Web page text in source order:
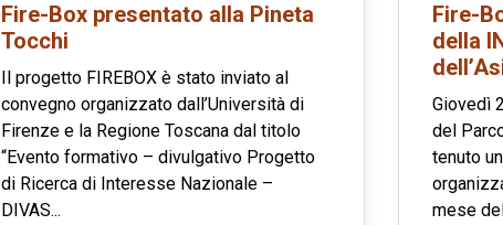
Fire-Box presentato alla Pineta
Tocchi
Il progetto FIREBOX è stato inviato al
convegno organizzato dall’Università di
Firenze e la Regione Toscana dal titolo
“Evento formativo – divulgativo Progetto
di Ricerca di Interesse Nazionale –
DIVAS...
Fire-
della
Giovedì
del
tenuto
mese